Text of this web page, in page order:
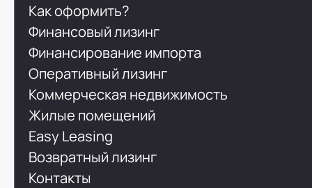
Как оформить?
Финансовый лизинг
Финансирование импорта
Оперативный лизинг
Коммерческая недвижимость
Жилые помещений
Easy Leasing
Возвратный лизинг
Контакты